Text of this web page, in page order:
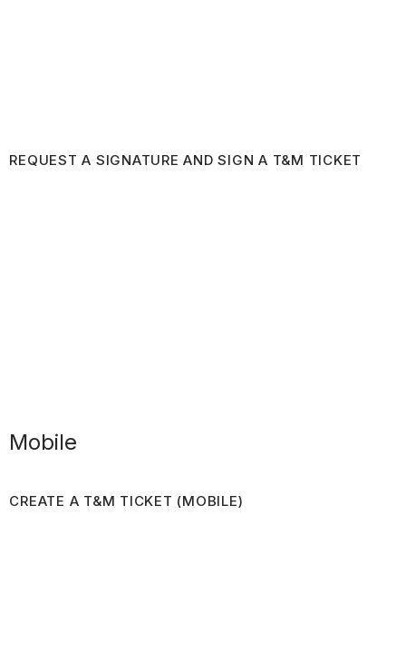
REQUEST A SIGNATURE AND SIGN A T&M TICKET
Mobile
CREATE A T&M TICKET (MOBILE)